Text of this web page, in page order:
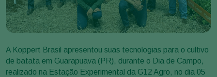
A Koppert Brasil apresentou suas tecnologias para o cultivo
de batata em Guarapuava (PR), durante o Dia de Campo,
realizado na Estação Experimental da G12 Agro, no dia 05